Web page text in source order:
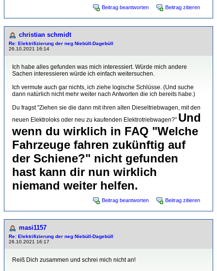
Beitrag beantworten Beitrag zitieren
christian schmidt
Re: Elektrifizierung der neg Niebüll-Dagebüll
26.10.2021 16:14
Ich habe alles gefunden was mich interessiert. Würde mich andere
Sachen interessieren würde ich einfach weitersuchen.
Ich vermute auch gar nichts, ich ziehe logische Schlüsse. (Und suche
dann natürlich nicht mehr weiter nach Antworten die ich bereits habe.)
Du fragst "Ziehen sie die dann mit ihren alten Dieseltriebwagen, mit den
neuen Elektroloks oder neu zu kaufenden Elektrotriebwagen?" Und
wenn du wirklich in FAQ "Welche
Fahrzeuge fahren zukünftig auf
der Schiene?" nicht gefunden
hast kann dir nun wirklich
niemand weiter helfen.
Beitrag beantworten Beitrag zitieren
masi1157
Re: Elektrifizierung der neg Niebüll-Dagebüll
26.10.2021 16:17
Reiß Dich zusammen und schrei mich nicht an!